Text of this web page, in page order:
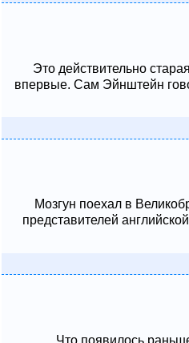
Это действительно
впервые. Сам Эйнштейн
Мозгун поехал в
представителей
Что появилось